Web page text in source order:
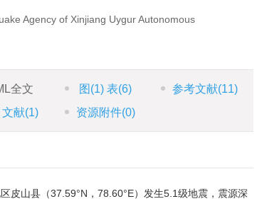
Agency of Xinjiang Uygur Autonomous
全文 图 (1)表(6) 参考文献(11)
献(1) 资源附件(0)
皮山县（37.59°N，78.60°E）发生5.1级地震，震源深